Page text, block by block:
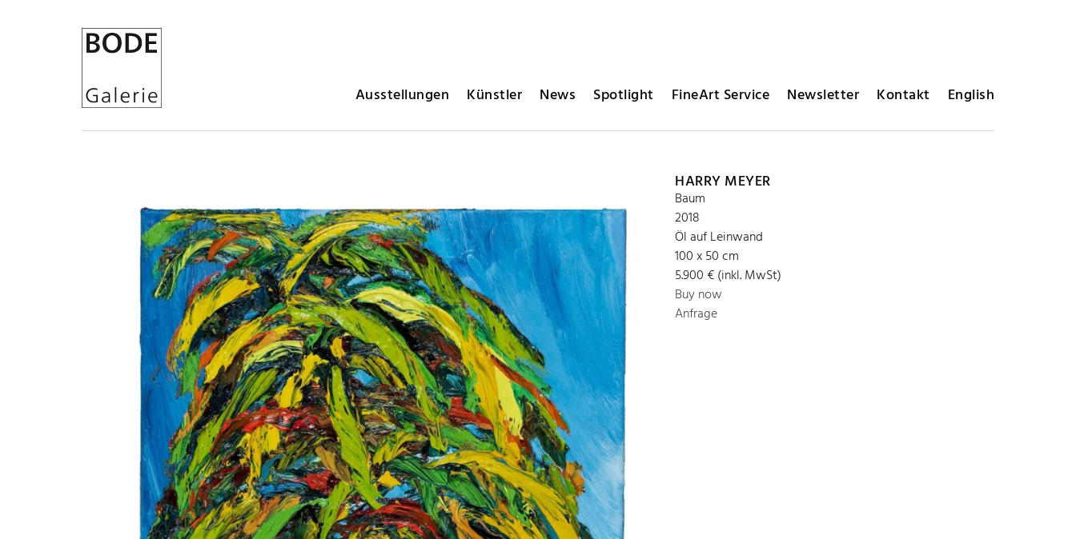
Ausstellungen Künstler News Spotlight FineArt Service Newsletter Kontakt English
HARRY MEYER
Baum
2018
Öl auf Leinwand
100 x 50 cm
5.900 € (inkl. MwSt)
Buy now
Anfrage